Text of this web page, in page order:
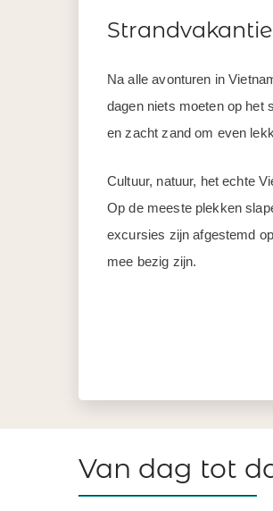
Na alle avonturen in
dagen niets moeten op het
en zacht zand om even
Cultuur, natuur, het echte
Op de meeste plekken
excursies zijn afgestemd
mee bezig zijn.
Van dag tot